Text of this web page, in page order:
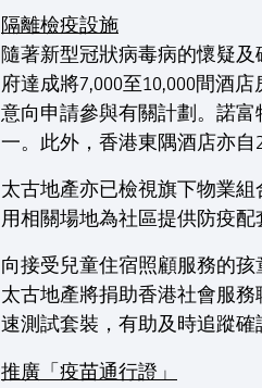
隔離檢疫設施
隨著新型冠狀病毒病的懷疑
府達成將7,000至10,000間酒
意向申請參與有關計劃。諾
一。此外，香港東隅酒店亦自
太古地產亦已檢視旗下物業
用相關場地為社區提供防疫配
向接受兒童住宿照顧服務的
太古地產將捐助香港社會服務
速測試套裝，有助及時追蹤確
推廣「疫苗通行證」